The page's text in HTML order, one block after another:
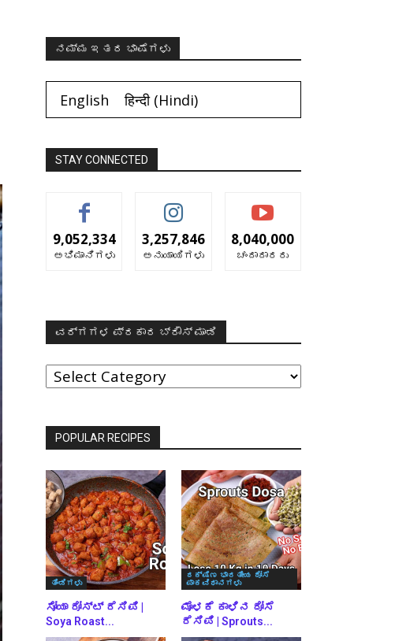
ನಮ್ಮ ಇತರ ಭಾಷೆಗಳು
English हिन्दी(Hindi)
STAY CONNECTED
9,052,334
ಅಭಿಮಾನಿಗಳು
3,257,846
ಅನುಯಾಯಿಗಳು
8,040,000
ಚಂದಾದಾರರು
ವರ್ಗಗಳ ಪ್ರಕಾರ ಬ್ರೌಸ್ ಮಾಡಿ
ವರ್ಗಗಳ
ಪ್ರಕಾರ
ಬ್ರೌಸ್
POPULAR RECIPES
ತಿಂಡಿಗಳು
ಸೋಯಾ ರೋಸ್ಟ್ ರೆಸಿಪಿ |
Soya Roast...
ದಕ್ಷಿಣ ಭಾರತೀಯ ದೋಸೆ
ಪಾಕವಿಧಾನಗಳು
ಮೊಳಕೆ ಕಾಳಿನ ದೋಸೆ
ರೆಸಿಪಿ | Sprouts...